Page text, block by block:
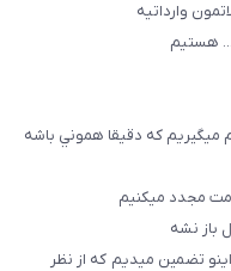
وارداتيه
... هستيم
كه دقيقا هموني باشه
مجدد ميكنيم
باز نشه
تضمين ميديم كه از نظر